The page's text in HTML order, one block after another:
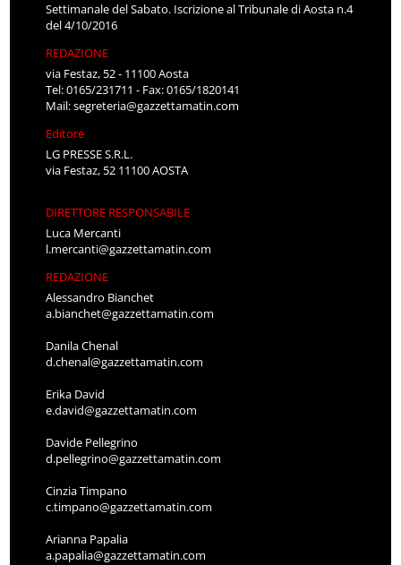
Settimanale del Sabato. Iscrizione al Tribunale di Aosta n.4
del 4/10/2016
REDAZIONE
via Festaz, 52 - 11100 Aosta
Tel: 0165/231711 - Fax: 0165/1820141
Mail:segreteria@gazzettamatin.com
Editore
LG PRESSE S.R.L.
via Festaz, 52 11100 AOSTA
DIRETTORE RESPONSABILE
Luca Mercanti
l.mercanti@gazzettamatin.com
REDAZIONE
Alessandro Bianchet
a.bianchet@gazzettamatin.com
Danila Chenal
d.chenal@gazzettamatin.com
Erika David
e.david@gazzettamatin.com
Davide Pellegrino
d.pellegrino@gazzettamatin.com
Cinzia Timpano
c.timpano@gazzettamatin.com
Arianna Papalia
a.papalia@gazzettamatin.com